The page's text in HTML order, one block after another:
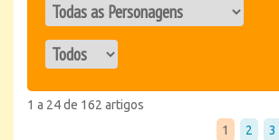
1 a 24 de 162 artigos
1
2 3